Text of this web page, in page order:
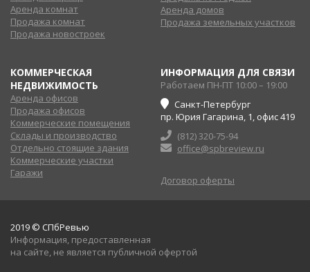
Аренда комнат
Продажа комнат
Продажа новостроек
Аренда домов
Продажа земельных участков
КОММЕРЧЕСКАЯ
НЕДВИЖИМОСТЬ
Аренда офисов
Продажа офисов
Коммерческие помещения
Склады и производство
Отдельно стоящие здания
Коммерческие участки
Гаражи
ИНФОРМАЦИЯ ДЛЯ СВЯЗИ
Работаем ПН-ПТ 10:00 – 19:00
Санкт-Петербург
пр. Юрия Гагарина, 1, офис 419
(812) 320-75-94
office@spbreview.ru
Договор оферты
2019 © СПбРевью
Информация, предоставленная
на сайте, не является публичной офертой